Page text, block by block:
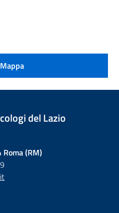
Mappa
del Lazio
(RM)